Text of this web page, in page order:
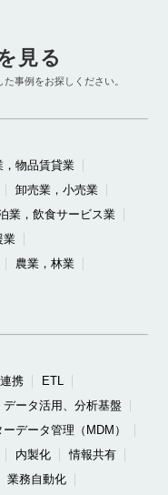
見る
事例をお探しください。
，物品賃貸業
卸売業，小売業
業，飲食サービス業
業
農業，林業
携
ETL
データ活用、分析基盤
ーデータ管理（MDM）
内製化
情報共有
業務自動化